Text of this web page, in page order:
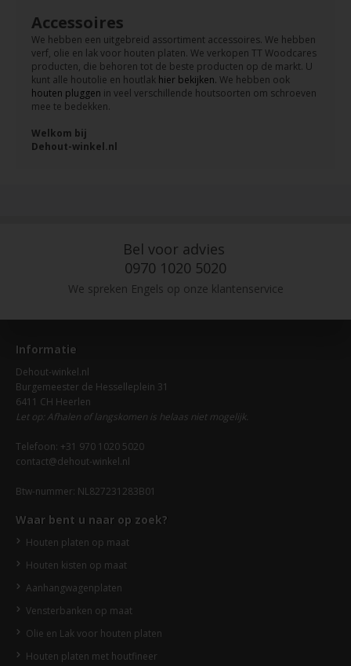
Accessoires
We hebben een uitgebreid assortiment accessoires. We hebben
verf, olie en lak voor houten platen. We verkopen TT Woodcares
producten, die behoren tot de beste producten op de markt. U
kunt alle houtolie en houtlak hier bekijken. We hebben ook
houten pluggen in veel verschillende houtsoorten om schroeven
mee te bedekken.
Welkom bij
Dehout-winkel.nl
Bel voor advies
0970 1020 5020
We spreken Engels op onze klantenservice
Informatie
Dehout-winkel.nl
Burgemeester de Hesselleplein 31
6411 CH Heerlen
Let op: Afhalen of langskomen is helaas niet mogelijk.
Telefoon: +31 970 1020 5020
contact@dehout-winkel.nl
Btw-nummer: NL827231283B01
Waar bent u naar op zoek?
Houten platen op maat
Houten kisten op maat
Aanhangwagenplaten
Vensterbanken op maat
Olie en Lak voor houten platen
Houten platen met houtfineer